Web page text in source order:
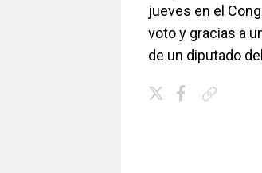
jueves en el
voto y gracias a
de un diputado